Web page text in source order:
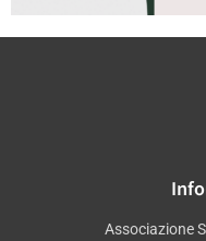
Associazione